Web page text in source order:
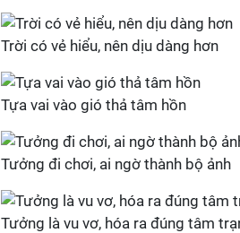
Trời có vẻ hiểu, nên dịu dàng hơn
Tựa vai vào gió thả tâm hồn
Tưởng đi chơi, ai ngờ thành bộ ảnh
Tưởng là vu vơ, hóa ra đúng tâm